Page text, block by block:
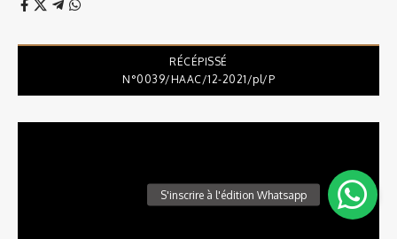
RÉCÉPISSÉ
N°0039/HAAC/12-2021/pl/P